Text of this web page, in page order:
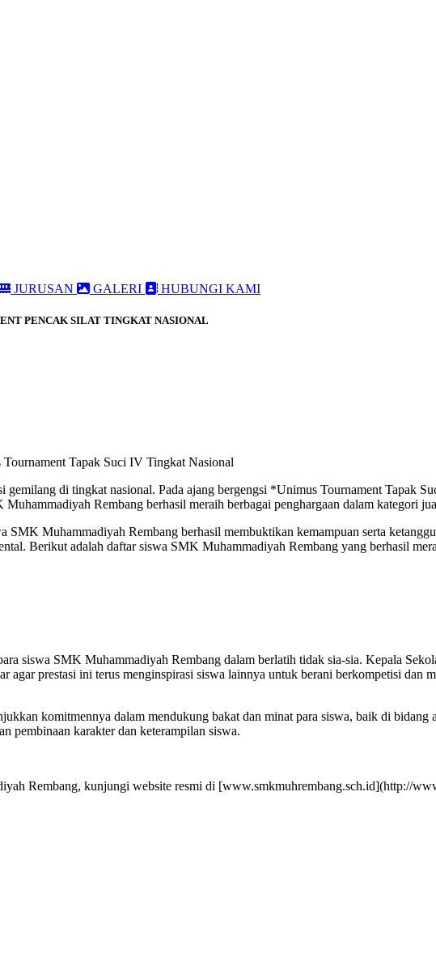
JURUSAN GALERI HUBUNGI KAMI
PENCAK SILAT TINGKAT NASIONAL
Tapak Suci IV Tingkat Nasional
di tingkat nasional. Pada ajang bergengsi *Unimus Tournament Tapak
Rembang berhasil meraih berbagai penghargaan dalam kategori
Muhammadiyah Rembang berhasil membuktikan kemampuan serta
Berikut adalah daftar siswa SMK Muhammadiyah Rembang yang berhasil
siswa SMK Muhammadiyah Rembang dalam berlatih tidak sia-sia. Kepala
agar prestasi ini terus menginspirasi siswa lainnya untuk berani berkompetisi dan
komitmennya dalam mendukung bakat dan minat para siswa, baik di bidang
pembinaan karakter dan keterampilan siswa.
Rembang, kunjungi website resmi di [www.smkmuhrembang.sch.id](http://